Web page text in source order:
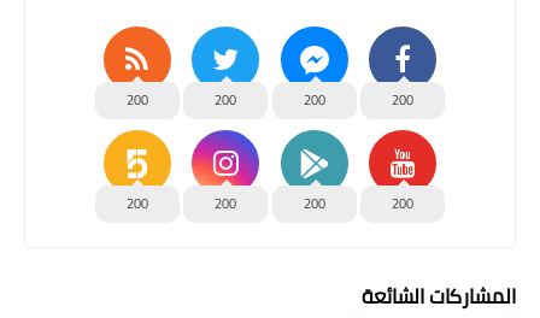
200
200
200
200
200
200
200
200
المشاركات الشائعة